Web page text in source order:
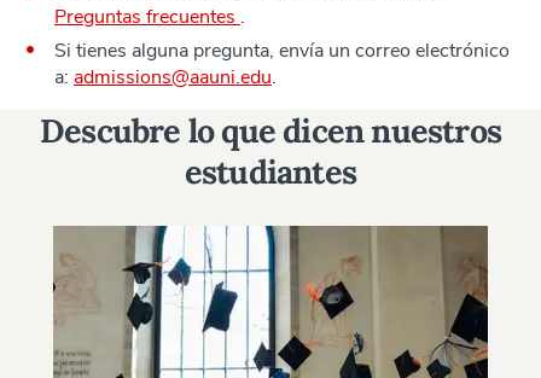
Preguntas frecuentes .
Si tienes alguna pregunta, envía un correo electrónico
a: admissions@aauni.edu.
Descubre lo que dicen nuestros
estudiantes